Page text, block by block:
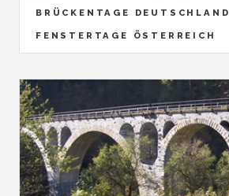
BRÜCKENTAGE DEUTSCHLAND
FENSTERTAGE ÖSTERREICH